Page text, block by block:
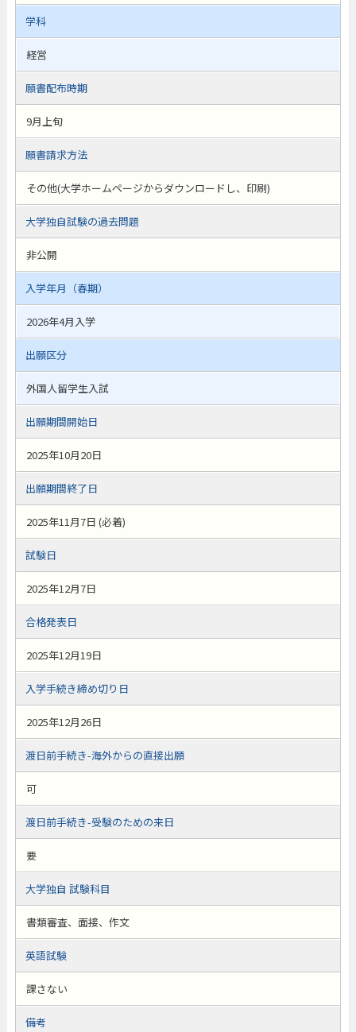
学科
経営
願書配布時期
9月上旬
願書請求方法
その他(大学ホームページからダウンロードし、印刷)
大学独自試験の過去問題
非公開
入学年月（春期）
2026年4月入学
出願区分
外国人留学生入試
出願期間開始日
2025年10月20日
出願期間終了日
2025年11月7日 (必着)
試験日
2025年12月7日
合格発表日
2025年12月19日
入学手続き締め切り日
2025年12月26日
渡日前手続き-海外からの直接出願
可
渡日前手続き-受験のための来日
要
大学独自 試験科目
書類審査、面接、作文
英語試験
課さない
備考